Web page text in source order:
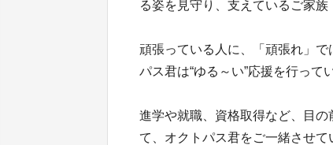
る姿を見守り、支えているご家族
頑張っている人に、「頑張れ」
パス君は“ゆる～い”応援を行って
進学や就職、資格取得など、目
て、オクトパス君をご一緒させて